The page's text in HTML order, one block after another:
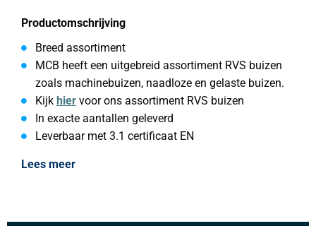
Productomschrijving
Breed assortiment
MCB heeft een uitgebreid assortiment RVS buizen
zoals machinebuizen, naadloze en gelaste buizen.
Kijk hier voor ons assortiment RVS buizen
In exacte aantallen geleverd
Leverbaar met 3.1 certificaat EN
Lees meer